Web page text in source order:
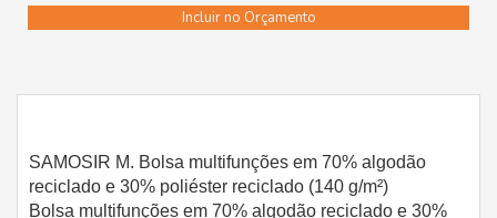
Incluir no Orçamento
SAMOSIR M. Bolsa multifunções em 70% algodão
reciclado e 30% poliéster reciclado (140 g/m²)
Bolsa multifunções em 70% algodão reciclado e 30%